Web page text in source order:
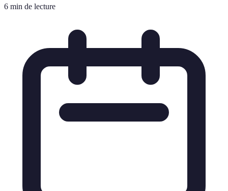
6 min de lecture